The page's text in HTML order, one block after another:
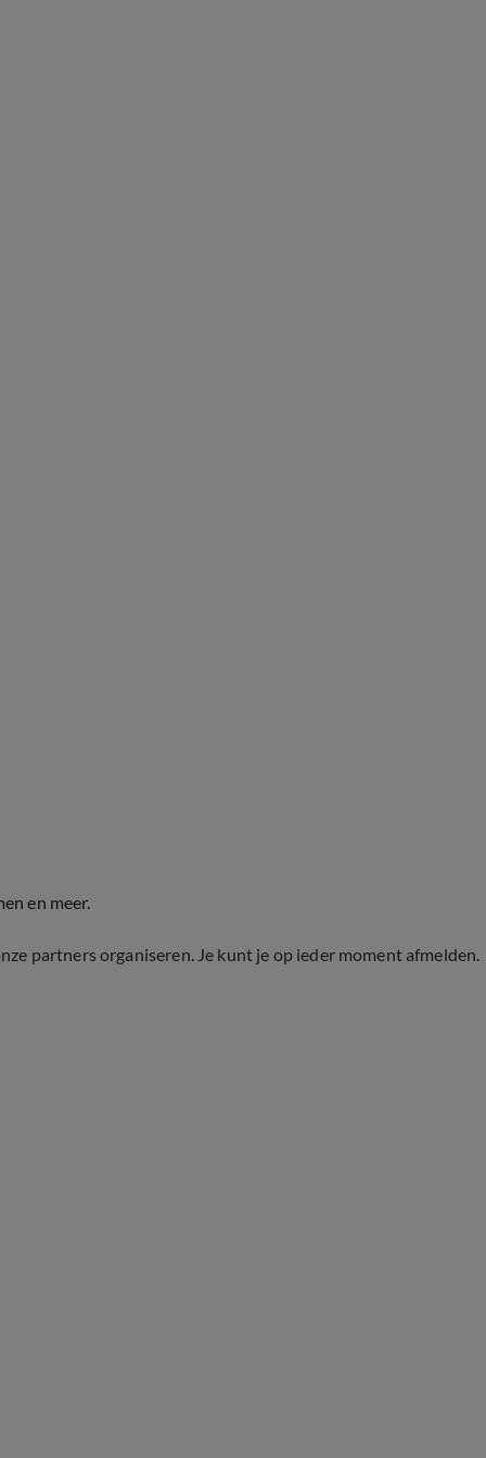
en meer.
partners organiseren. Je kunt je op ieder moment afmelden.